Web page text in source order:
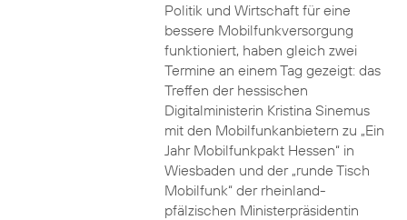
Politik und Wirtschaft für eine
bessere Mobilfunkversorgung
funktioniert, haben gleich zwei
Termine an einem Tag gezeigt: das
Treffen der hessischen
Digitalministerin Kristina Sinemus
mit den Mobilfunkanbietern zu „Ein
Jahr Mobilfunkpakt Hessen“ in
Wiesbaden und der „runde Tisch
Mobilfunk“ der rheinland-
pfälzischen Ministerpräsidentin